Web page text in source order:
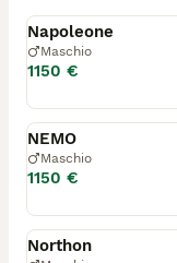
Napoleone
Maschio
1150 €
Riservato
NEMO
Maschio
1150 €
Riservato
Northon